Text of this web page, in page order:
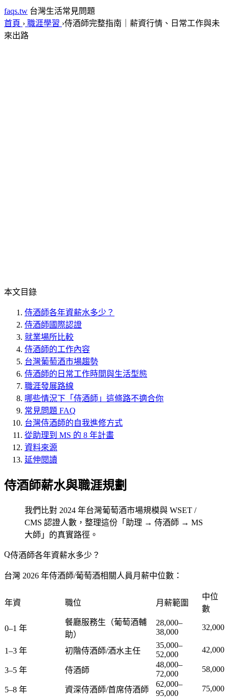
faqs.tw 台灣生活常見問題
首頁 › 職涯學習 ›侍酒師完整指南｜薪資行情、日常工作與未
來出路
本文目錄
侍酒師各年資薪水多少？
侍酒師國際認證
就業場所比較
侍酒師的工作內容
台灣葡萄酒市場趨勢
侍酒師的日常工作時間與生活型態
職涯發展路線
哪些情況下「侍酒師」這條路不適合你
常見問題 FAQ
台灣侍酒師的自我進修方式
從助理到 MS 的 8 年計畫
資料來源
延伸閱讀
侍酒師薪水與職涯規劃
我們比對 2024 年台灣葡萄酒市場規模與 WSET /
CMS 認證人數，整理這份「助理 → 侍酒師 → MS
大師」的真實路徑。
侍酒師各年資薪水多少？
台灣 2026 年侍酒師/葡萄酒相關人員月薪中位數：
年資 職位 月薪範圍
中位
數
0–1 年
餐廳服務生（葡萄酒輔
助）
28,000–
38,000
32,000
1–3 年 初階侍酒師/酒水主任
35,000–
52,000
42,000
3–5 年 侍酒師
48,000–
72,000
58,000
5–8 年 資深侍酒師/首席侍酒師
62,000–
95,000
75,000